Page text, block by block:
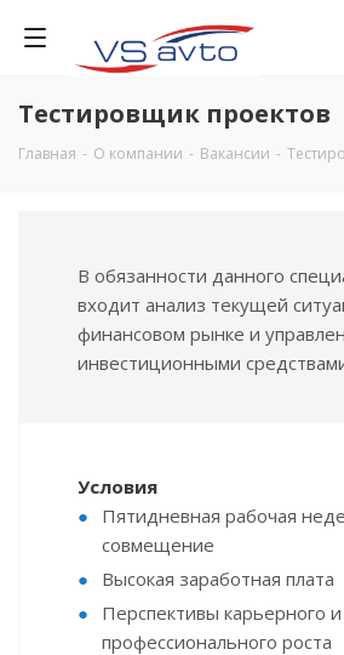
Тестировщик проектов
Главная - О компании - Вакансии -
В обязанности данного
входит анализ текущей
финансовом рынке и
инвестиционными
Условия
Пятидневная рабочая
совмещение
Высокая заработная плата
Перспективы карьерного и
профессионального роста